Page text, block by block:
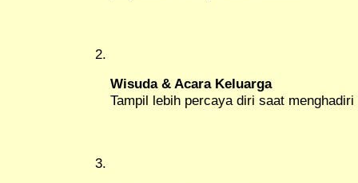
Wisuda & Acara Keluarga
Tampil lebih percaya diri saat